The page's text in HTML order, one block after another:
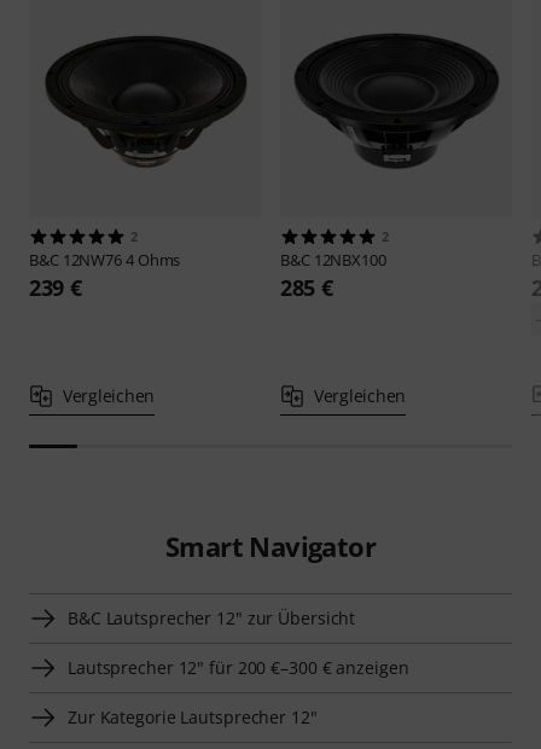
2
B&C 12NW76 4 Ohms
239 €
Vergleichen
2
B&C 12NBX100
285 €
Vergleichen
Smart Navigator
B&C Lautsprecher 12" zur Übersicht
Lautsprecher 12" für 200 €–300 € anzeigen
Zur Kategorie Lautsprecher 12"